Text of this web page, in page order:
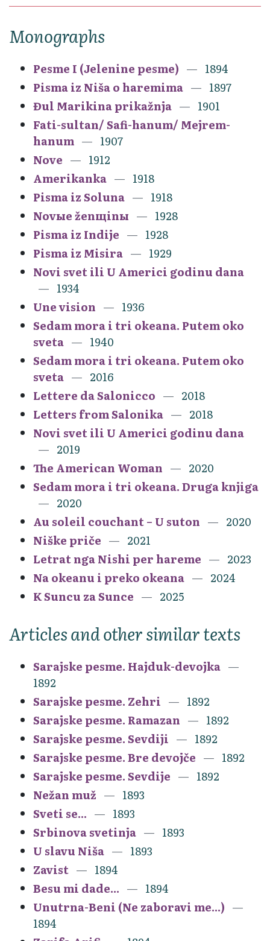
Monographs
Pesme I (Jelenine pesme)
1894
Pisma iz Niša o haremima
1897
Đul Marikina prikažnja
1901
Fati-sultan/ Safi-hanum/ Mejrem-
hanum
1907
Nove
1912
Amerikanka
1918
Pisma iz Soluna
1918
Novыe ženщinы
1928
Pisma iz Indije
1928
Pisma iz Misira
1929
Novi svet ili U Americi godinu dana
1934
Une vision
1936
Sedam mora i tri okeana. Putem oko
sveta
1940
Sedam mora i tri okeana. Putem oko
sveta
2016
Lettere da Salonicco
2018
Letters from Salonika
2018
Novi svet ili U Americi godinu dana
2019
The American Woman
2020
Sedam mora i tri okeana. Druga knjiga
2020
Au soleil couchant – U suton
2020
Niške priče
2021
Letrat nga Nishi per hareme
2023
Na okeanu i preko okeana
2024
K Suncu za Sunce
2025
Articles and other similar texts
Sarajske pesme. Hajduk-devojka
1892
Sarajske pesme. Zehri
1892
Sarajske pesme. Ramazan
1892
Sarajske pesme. Sevdiji
1892
Sarajske pesme. Bre devojče
1892
Sarajske pesme. Sevdije
1892
Nežan muž
1893
Sveti se...
1893
Srbinova svetinja
1893
U slavu Niša
1893
Zavist
1894
Besu mi dade...
1894
Unutrna-Beni (Ne zaboravi me...)
1894